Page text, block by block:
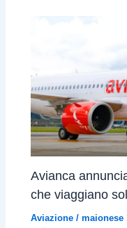
Avianca
che viaggiano
Aviazione /maionese